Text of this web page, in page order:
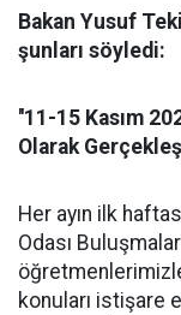
Bakan Yusuf
şunları söyledi:
''11-15 Kasım
Olarak
Her ayın ilk
Odası
konuları istişare